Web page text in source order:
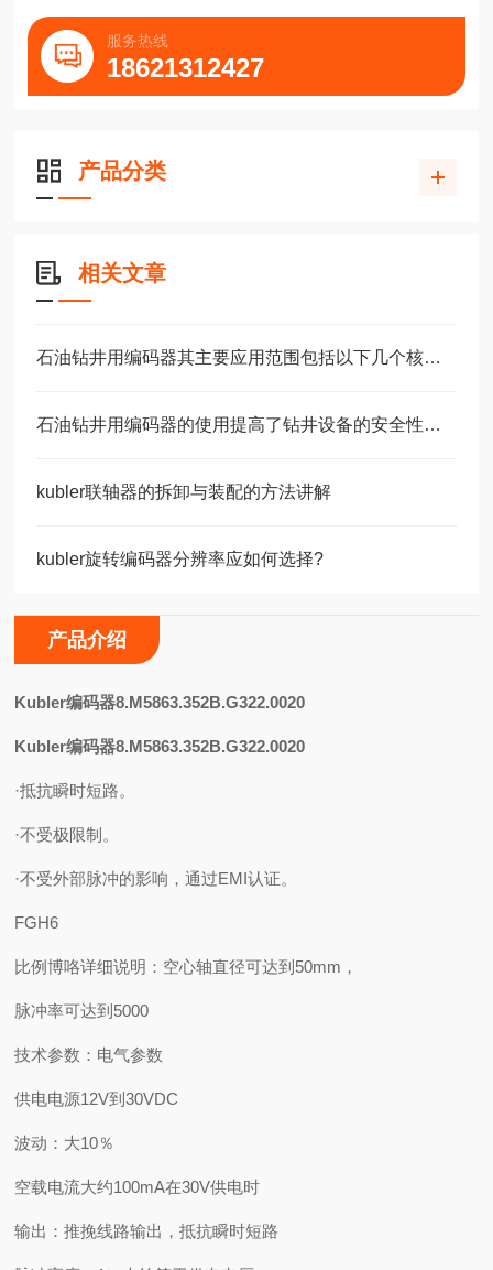
标准工业类型RI58-O/RI58-T
增量式/实心轴
服务热线
18621312427
产品分类
相关文章
石油钻井用编码器其主要应用范围包括以下几个核心场景
石油钻井用编码器的使用提高了钻井设备的安全性和可靠性
kubler联轴器的拆卸与装配的方法讲解
kubler旋转编码器分辨率应如何选择?
产品介绍
Kubler编码器8.M5863.352B.G322.0020
Kubler编码器8.M5863.352B.G322.0020
·抵抗瞬时短路。
·不受极限制。
·不受外部脉冲的影响，通过EMI认证。
FGH6
比例博咯详细说明：空心轴直径可达到50mm，
脉冲率可达到5000
技术参数：电气参数
供电电源12V到30VDC
波动：大10％
空载电流大约100mA在30V供电时
输出：推挽线路输出，抵抗瞬时短路